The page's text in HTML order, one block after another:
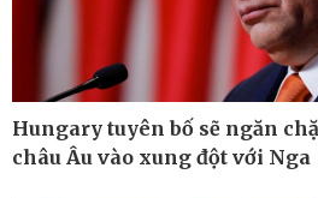
Hungary tuyên bố sẽ ngăn
châu Âu vào xung đột với Nga